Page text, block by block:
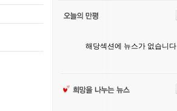
해당섹션에 뉴스가 없습니다